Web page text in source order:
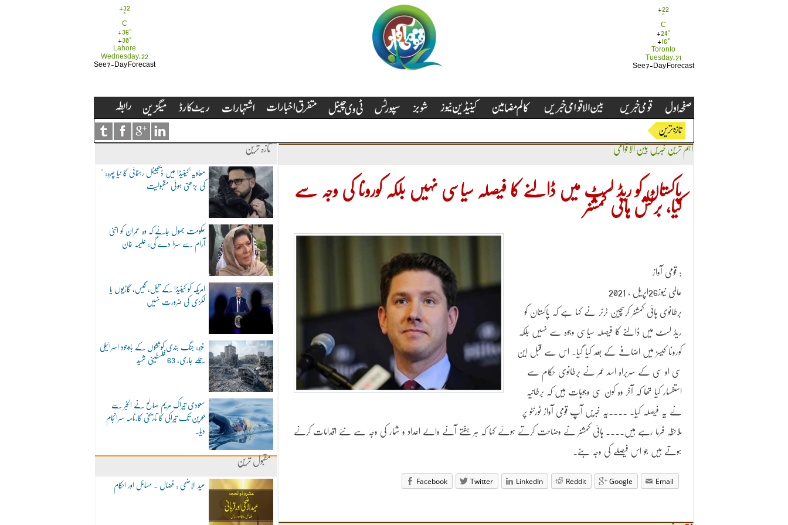
+22
°
C
+24°
+ 16°
Toronto
Tuesday, 21
See 7-Day Forecast
+32
°
C
+36°
+30°
Lahore
Wednesday, 22
See 7-Day Forecast
تازہ ترین
"معاویہ"کینیڈا میں ڈیجیٹل رہنمائی کا نیا چہرہ:
کی بڑھتی ہوئی مقبولیت
حکومت بھول جائے کہ وہ عمران کو اتنی
آرام سے سزا دے گی: علیمہ خان
امریکہ کو کینیڈا کے تیل، گیس، گاڑیوں یا
لکڑی کی ضرورت نہیں
غزہ: جنگ بندی کوششوں کے باوجود اسرائیلی
حملے جاری، 63 فلسطینی شہید
سعودی تیراک مریم صالح نے الخبر سے
بحرین تک تیراکی کا تاریخی کارنامہ سرانجام
دیا۔
مقبول ترین
عید الاضحی : فضال ۔ مسائل اور احکام
اہم ترین خبریں بین الاقوامی
پاکستان کو ریڈ لسٹ میں ڈالنے کا فیصلہ سیاسی نہیں بلکہ کورونا کی وجہ سے
کیا، برٹش ہائی کمشنر
قومی آواز :
عالمی نیوز26اپریل ، 2021
برطانوی ہائی کمشنر کرسچین ٹرنر نے کہا ہے کہ پاکستان کو
ریڈ لسٹ میں ڈالنے کا فیصلہ سیاسی وجوہ سے نہیں بلکہ
کورونا کیسز میں اضافے کے بعد کیا گیا۔ اس سے قبل این
سی او سی کے سربراہ اسد عمر نے برطانوی حکام سے
استفسار کیا تھا کہ آخر وہ کون سی وجوہات ہیں کہ برطانیہ
نے یہ فیصلہ کیا۔ ۔۔۔۔یہ خبریں آپ قومی آواز ٹورنٹو پر
ملاحظہ فرما رہے ہیں۔۔۔۔ ہائی کمشنر نے وضاحت کرتے ہوئے کہا کہ ہر ہفتے آنے والے اعداد و شمار کی وجہ سے نئے اقدامات کرنے
ہوتے ہیں جو اس فیصلے کی وجہ بنے۔
Facebook Twitter LinkedIn Reddit Google Email